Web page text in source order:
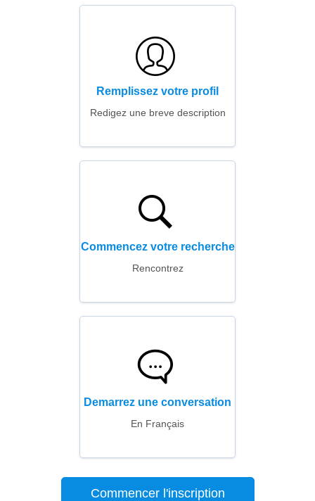
Remplissez votre profil
Redigez une breve description
Commencez votre recherche
Rencontrez
Demarrez une conversation
En Français
Commencer l'inscription